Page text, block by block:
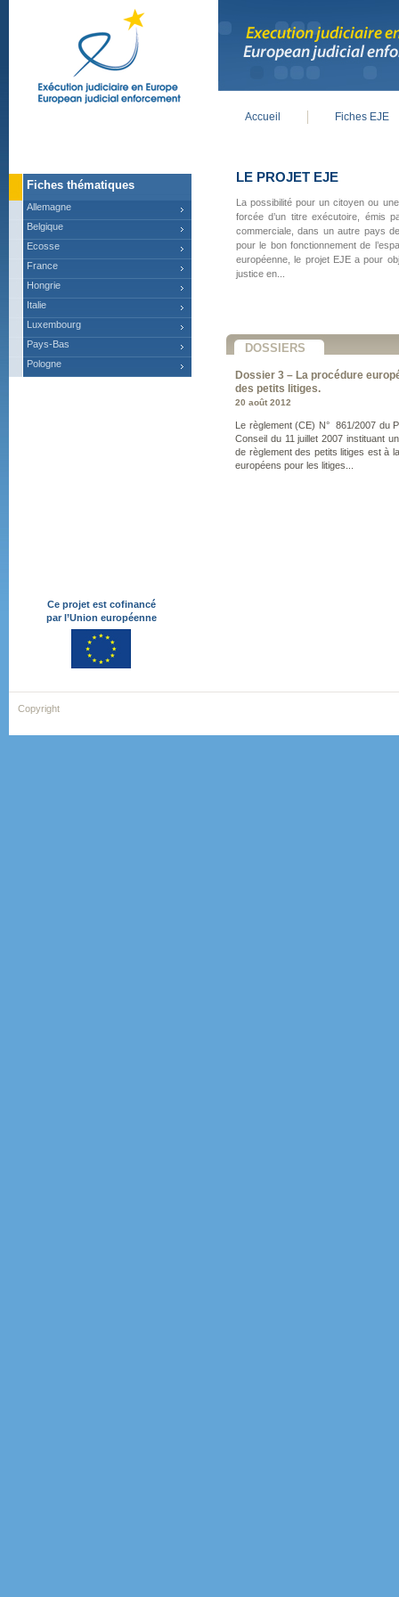
LE PROJET EJE
La possibilité pour un citoyen ou
forcée d’un titre exécutoire, émis
commerciale, dans un autre pays
pour le bon fonctionnement de
européenne, le projet EJE a pour
justice en...
DOSSIERS
Dossier 3 – La procédure
des petits litiges.
20 août 2012
Le règlement (CE) N° 861/2007 du
Conseil du 11 juillet 2007 instituant
de règlement des petits litiges est à
européens pour les litiges...
Accueil Fiches EJE
Fiches thématiques
Allemagne
Belgique
Ecosse
France
Hongrie
Italie
Luxembourg
Pays-Bas
Pologne
Ce projet est cofinancé
par l’Union européenne
Copyright